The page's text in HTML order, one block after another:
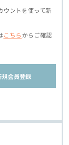
ウントを使って新
こちら からご確認
会員登録